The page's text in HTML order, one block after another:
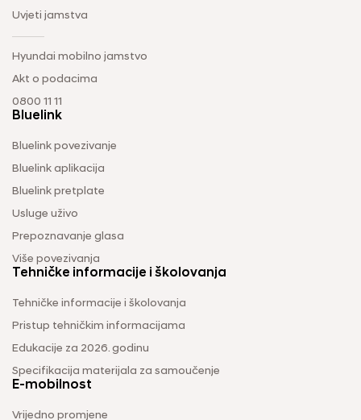
Uvjeti jamstva
Hyundai mobilno jamstvo
Akt o podacima
0800 11 11
Bluelink
Bluelink povezivanje
Bluelink aplikacija
Bluelink pretplate
Usluge uživo
Prepoznavanje glasa
Više povezivanja
Tehničke informacije i školovanja
Tehničke informacije i školovanja
Pristup tehničkim informacijama
Edukacije za 2026. godinu
Specifikacija materijala za samoučenje
E-mobilnost
Vrijedno promjene